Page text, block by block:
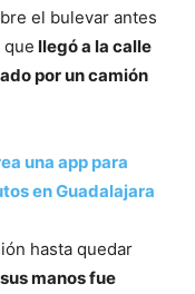
el bulevar antes
que llegó a la calle
por un camión
una app para
en Guadalajara
hasta quedar
manos fue